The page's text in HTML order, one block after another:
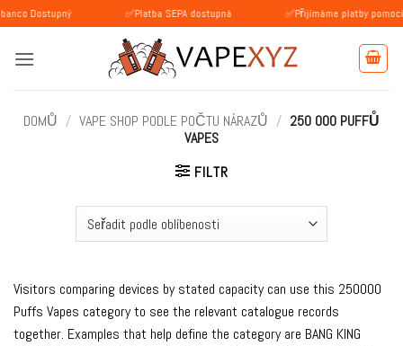
Přeskočit
na
obsah
✅Platba SEPA dostupná ✅Přijímáme platby pomocí BLIK
DOMŮ / VAPE SHOP PODLE POČTU NÁRAZŮ / 250 000 PUFFŮ
VAPES
FILTR
Visitors comparing devices by stated capacity can use this 250000
Puffs Vapes category to see the relevant catalogue records
together. Examples that help define the category are BANG KING